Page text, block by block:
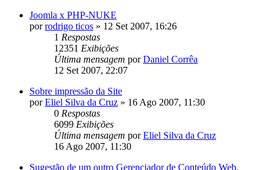
Joomla x PHP-NUKE
porrodrigo ticos » 12 Set 2007, 16:26
1 Respostas
12351 Exibições
Última mensagem porDaniel Corrêa
12 Set 2007, 22:07
Sobre impressão da Site
porEliel Silva da Cruz » 16 Ago 2007, 11:30
0 Respostas
6099 Exibições
Última mensagem porEliel Silva da Cruz
16 Ago 2007, 11:30
Sugestão de um outro Gerenciador de Conteúdo Web.